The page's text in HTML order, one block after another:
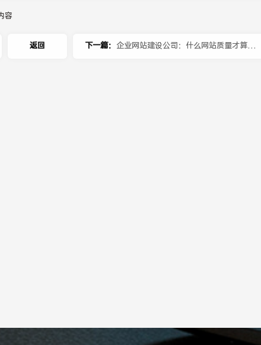
容
下一篇： 企业网站建设公司：什么网站质量才算可
返回